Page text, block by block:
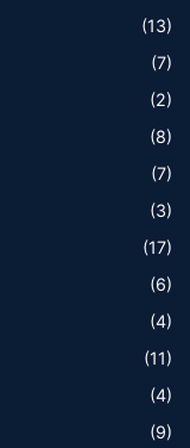
(13)
(7)
(2)
(8)
(7)
(3)
(17)
(6)
(4)
(11)
(4)
(9)